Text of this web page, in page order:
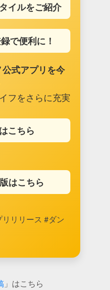
イルをご紹介
で便利に！
式アプリを今
フをさらに充実
こちら
はこちら
リリース #ダン
」はこちら